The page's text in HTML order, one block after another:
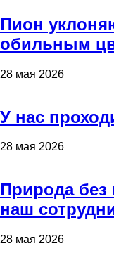
Пион
обильным
28 мая 2026
У нас
28 мая 2026
Природа без
наш
28 мая 2026